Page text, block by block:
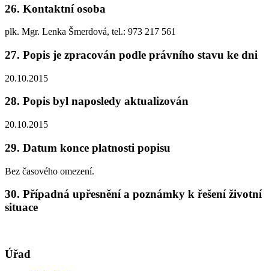
26. Kontaktní osoba
plk. Mgr. Lenka Šmerdová, tel.: 973 217 561
27. Popis je zpracován podle právního stavu ke dni
20.10.2015
28. Popis byl naposledy aktualizován
20.10.2015
29. Datum konce platnosti popisu
Bez časového omezení.
30. Případná upřesnění a poznámky k řešení životní
situace
Úřad